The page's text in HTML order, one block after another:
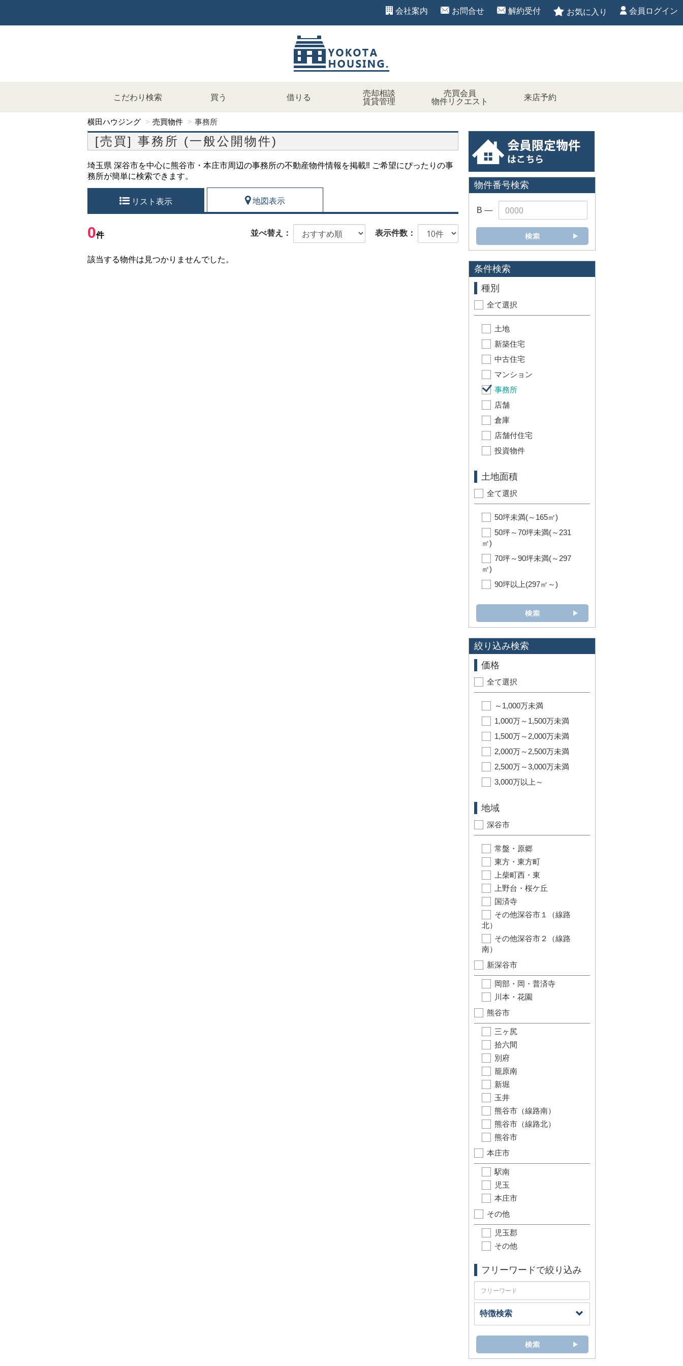
会社案内 お問合せ 解約受付 お気に入り 会員ログイン
こだわり検索 買う 借りる
売却相談
賃貸管理
売買会員
物件リクエスト
来店予約
横田ハウジング 売買物件 事務所
[売買] 事務所 (一般公開物件)
埼玉県 深谷市を中心に熊谷市・本庄市周辺の事務所の不動産物件情報を掲載‼ ご希望にぴったりの事
務所が簡単に検索できます。
リスト表示 地図表示
0件 並べ替え： 表示件数：
該当する物件は見つかりませんでした。
物件番号検索
B ―
条件検索
種別
全て選択
土地
新築住宅
中古住宅
マンション
事務所
店舗
倉庫
店舗付住宅
投資物件
土地面積
全て選択
50坪未満(～165㎡)
50坪～70坪未満(～231
㎡)
70坪～90坪未満(～297
㎡)
90坪以上(297㎡～)
絞り込み検索
価格
全て選択
～1,000万未満
1,000万～1,500万未満
1,500万～2,000万未満
2,000万～2,500万未満
2,500万～3,000万未満
3,000万以上～
地域
深谷市
常盤・原郷
東方・東方町
上柴町西・東
上野台・桜ケ丘
国済寺
その他深谷市１（線路
北）
その他深谷市２（線路
南）
新深谷市
岡部・岡・普済寺
川本・花園
熊谷市
三ヶ尻
拾六間
別府
籠原南
新堀
玉井
熊谷市（線路南）
熊谷市（線路北）
熊谷市
本庄市
駅南
児玉
本庄市
その他
児玉郡
その他
フリーワードで絞り込み
特徴検索